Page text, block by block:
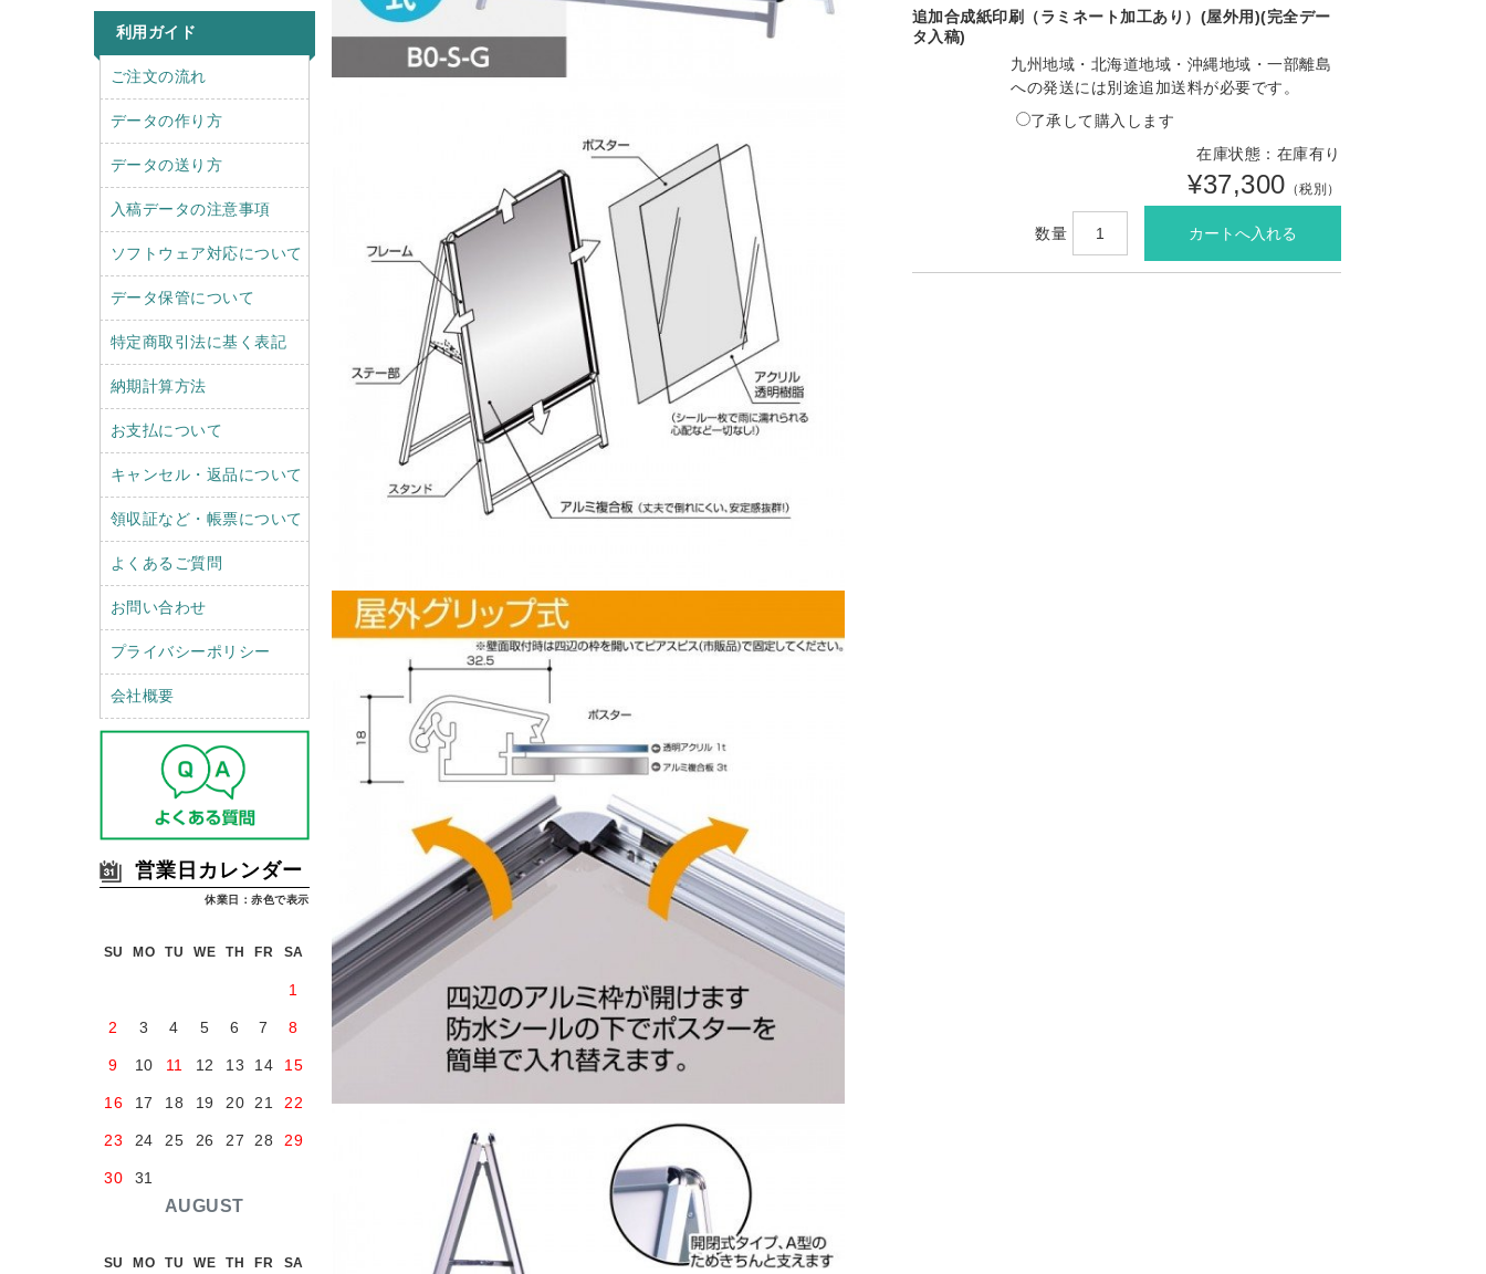
利用ガイド
r
ご注文の流れ
データの作り方
データの送り方
入稿データの注意事項
ソフトウェア対応について
データ保管について
特定商取引法に基く表記
納期計算方法
お支払について
キャンセル・返品について
領収証など・帳票について
よくあるご質問
お問い合わせ
プライバシーポリシー
会社概要
営業日カレンダー
休業日：赤色で表示
AUGUST
SU MO TU WE TH FR SA
1
2 3 4 5 6 7 8
9 10 11 12 13 14 15
16 17 18 19 20 21 22
23 24 25 26 27 28 29
30 31
SU MO TU WE TH FR SA
追加合成紙印刷（ラミネート加工あり）(屋外用)(完全デー
タ入稿)
九州地域・北海道地域・沖縄地域・一部離島
への発送には別途追加送料が必要です。
了承して購入します
在庫状態：在庫有り
¥37,300 （税別）
数量